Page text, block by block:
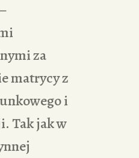
za
matrycy z
i
Tak jak w